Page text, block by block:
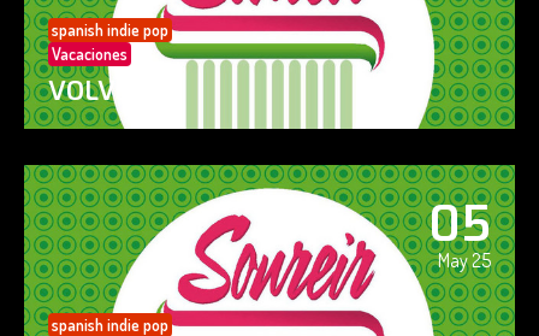
spanish indie pop
Vacaciones
VOLVERÁS
05
May 25
spanish indie pop